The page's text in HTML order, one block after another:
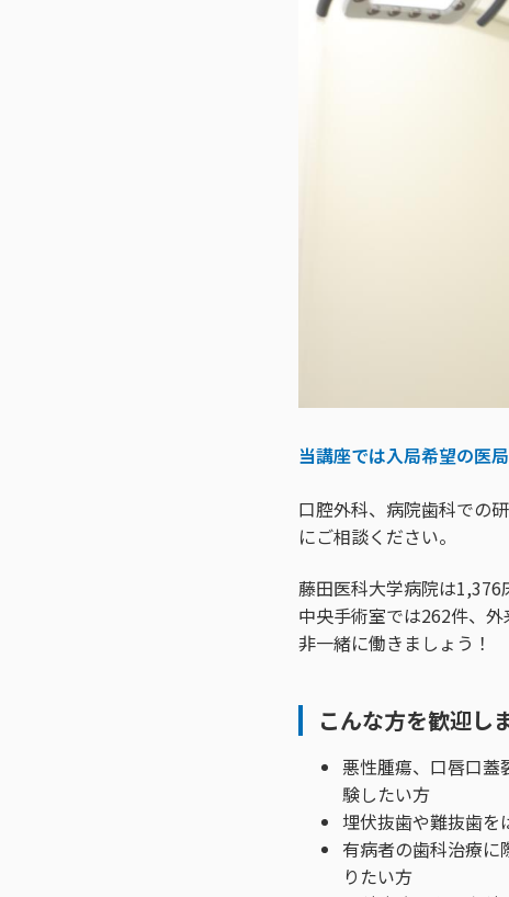
当講座では入局希望の医
口腔外科、病院歯科での
にご相談ください。
藤田医科大学病院は
中央手術室では262件、
非一緒に働きましょう！
こんな方を歓迎し
悪性腫瘍、口唇口蓋
験したい方
埋伏抜歯や難抜歯を
有病者の歯科治療
りたい方